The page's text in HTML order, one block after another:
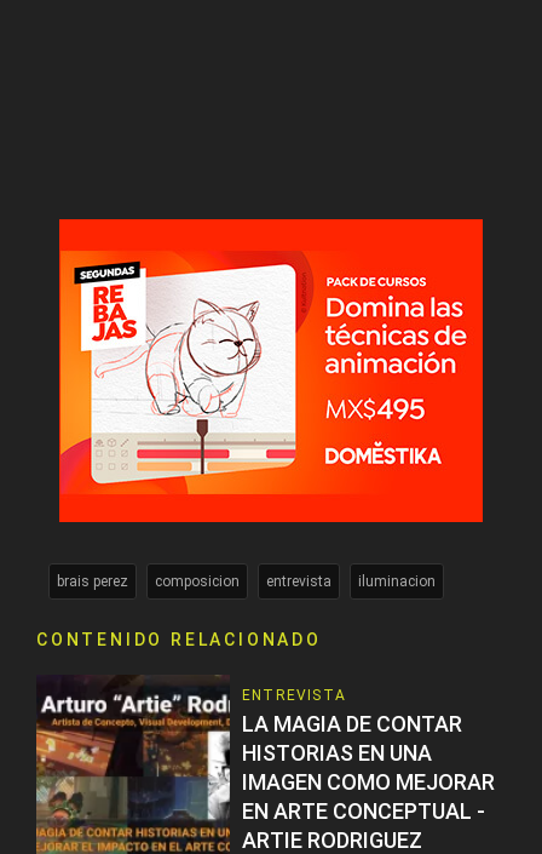
brais perez composicion entrevista iluminacion
CONTENIDO RELACIONADO
ENTREVISTA
LA MAGIA DE CONTAR
HISTORIAS EN UNA
IMAGEN COMO MEJORAR
EN ARTE CONCEPTUAL -
ARTIE RODRIGUEZ